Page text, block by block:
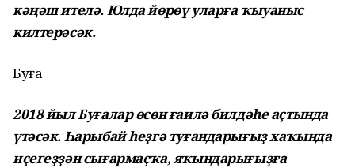
кәңәш ителә. Юлда йөрөү уларға ҡыуаныс
килтерәсәк.
Буға
2018 йыл Буғалар өсөн ғаилә билдәһе аҫтында
үтәсәк. Һарыбай һеҙгә туғандарығыҙ хаҡында
иҫегеҙҙән сығармаҫҡа, яҡындарығыҙға